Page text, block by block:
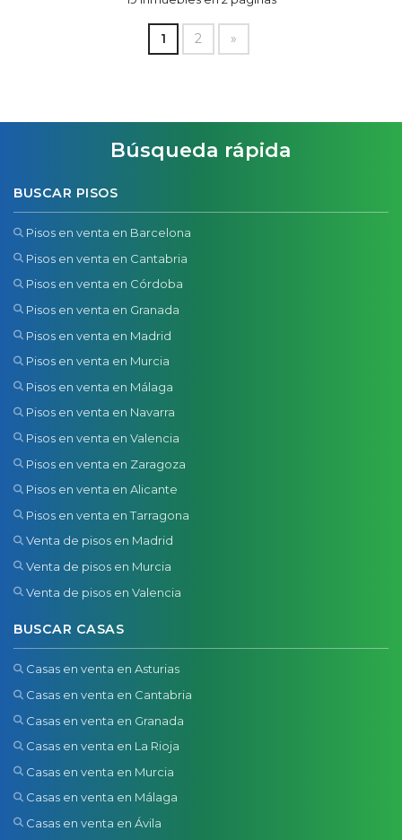
1 2 »
Búsqueda rápida
BUSCAR PISOS
Pisos en venta en Barcelona
Pisos en venta en Cantabria
Pisos en venta en Córdoba
Pisos en venta en Granada
Pisos en venta en Madrid
Pisos en venta en Murcia
Pisos en venta en Málaga
Pisos en venta en Navarra
Pisos en venta en Valencia
Pisos en venta en Zaragoza
Pisos en venta en Alicante
Pisos en venta en Tarragona
Venta de pisos en Madrid
Venta de pisos en Murcia
Venta de pisos en Valencia
BUSCAR CASAS
Casas en venta en Asturias
Casas en venta en Cantabria
Casas en venta en Granada
Casas en venta en La Rioja
Casas en venta en Murcia
Casas en venta en Málaga
Casas en venta en Ávila